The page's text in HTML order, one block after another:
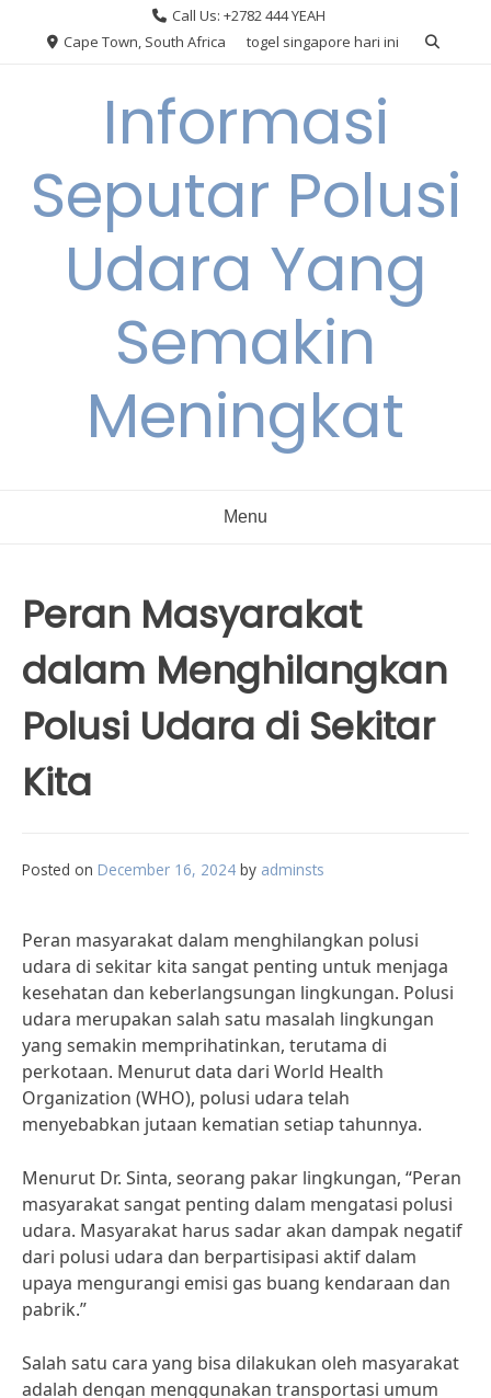
Call Us: +2782 444 YEAH
Cape Town, South Africa
togel singapore hari ini
Informasi
Seputar Polusi
Udara Yang
Semakin
Meningkat
Menu
Peran Masyarakat
dalam Menghilangkan
Polusi Udara di Sekitar
Kita
Posted on December 16, 2024 by adminsts
Peran masyarakat dalam menghilangkan polusi
udara di sekitar kita sangat penting untuk menjaga
kesehatan dan keberlangsungan lingkungan. Polusi
udara merupakan salah satu masalah lingkungan
yang semakin memprihatinkan, terutama di
perkotaan. Menurut data dari World Health
Organization (WHO), polusi udara telah
menyebabkan jutaan kematian setiap tahunnya.
Menurut Dr. Sinta, seorang pakar lingkungan, “Peran
masyarakat sangat penting dalam mengatasi polusi
udara. Masyarakat harus sadar akan dampak negatif
dari polusi udara dan berpartisipasi aktif dalam
upaya mengurangi emisi gas buang kendaraan dan
pabrik.”
Salah satu cara yang bisa dilakukan oleh masyarakat
adalah dengan menggunakan transportasi umum